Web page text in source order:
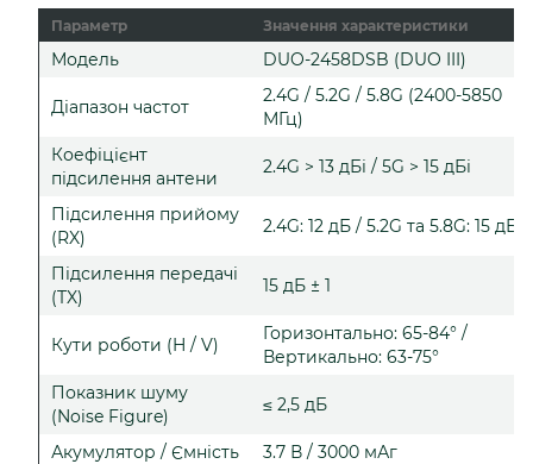
Параметр Значення характеристики
Модель DUO-2458DSB (DUO III)
Діапазон частот
2.4G / 5.2G / 5.8G (2400-5850
МГц)
Коефіцієнт
підсилення антени
2.4G > 13 дБі / 5G > 15 дБі
Підсилення прийому
(RX)
2.4G: 12 дБ / 5.2G та 5.8G: 15 дБ
Підсилення передачі
(TX)
15 дБ ± 1
Кути роботи (H / V)
Горизонтально: 65-84° /
Вертикально: 63-75°
Показник шуму
(Noise Figure)
≤ 2,5 дБ
Акумулятор / Ємність
3.7 В / 3000 мАг